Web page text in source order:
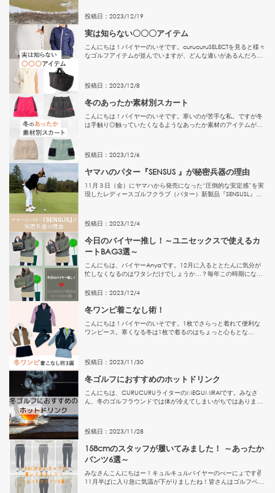
投稿日： 2023/12/19
実は知らない〇〇〇アイテム
こんにちは！バイヤーのいそです。curucuruSELECTを見ると様々
なゴルフアイテムが並んでいますが、どんな違いがあるんだろ
投稿日： 2023/12/8
冬のあったか素材別スカート
こんにちは！バイヤーのいそです。寒いのが苦手な私。ですが冬
は手触り◎触っていたくなるようなあったか素材のアイテムが増
ご紹介し...
投稿日： 2023/12/6
ヤマハのパター『SENSUS 』が秘密兵器の理由
11月３日（金）にヤマハから発売になった“圧倒的な安定感”を実
現したレディースゴルフクラブ（パター）新製品『SENSUSL』
投稿日： 2023/12/4
今日のバイヤー推し！～ユニセックスで使えるカ
ートBAG3選～
こんにちは、バイヤーAnyaです。12月に入るととたんに気分が
忙しなくなるのはワタシだけでしょうか…？毎年この時期になる
してしまいます。さて、今回はホリデーシーズンにプレゼントし
投稿日： 2023/12/4
冬ワンピ着こなし術！
こんにちは！バイヤーのいそです。1枚でさらっと着れて便利な
ワンピース。寒くなる冬は1枚で着るのはちょっと心もとな
スカート風...
投稿日： 2023/11/30
冬ゴルフにおすすめのホットドリンク
こんにちは、CURUCURUライターのMEGUMIRAIです。みなさ
ん、冬のゴルフラウンドでは体が冷えてしまいがちではありませ
投稿日： 2023/11 /28
158cmのスタッフが履いてみました！ ～あったか
パンツ6選～
みなさんこんにちはー！キュルキュルバイヤーのべーにょです✌
11月半ばに入り急に気温が下がりましたね！皆さんはゴルフベス